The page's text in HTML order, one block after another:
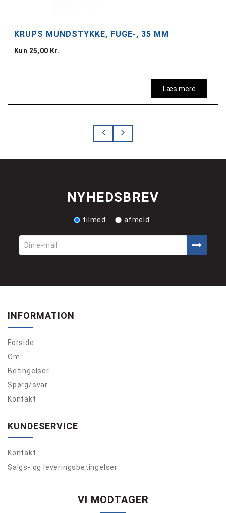
KRUPS MUNDSTYKKE, FUGE-, 35 MM
Kun 25,00 Kr.
Læs mere
NYHEDSBREV
tilmed afmeld
INFORMATION
Forside
Om
Betingelser
Spørg/svar
Kontakt
KUNDESERVICE
Kontakt
Salgs- og leveringsbetingelser
VI MODTAGER